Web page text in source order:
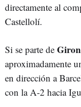
directamente al
Castellolí.
Si se parte de
aproximadamente
en dirección a
con la A-2 hacia